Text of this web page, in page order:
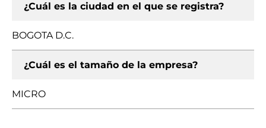
¿Cuál es la ciudad en el que se registra?
BOGOTA D.C.
¿Cuál es el tamaño de la empresa?
MICRO